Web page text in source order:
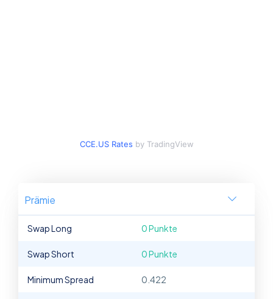
CCE.US Rates by TradingView
Prämie
Swap Long 0 Punkte
Swap Short 0 Punkte
Minimum Spread 0.422